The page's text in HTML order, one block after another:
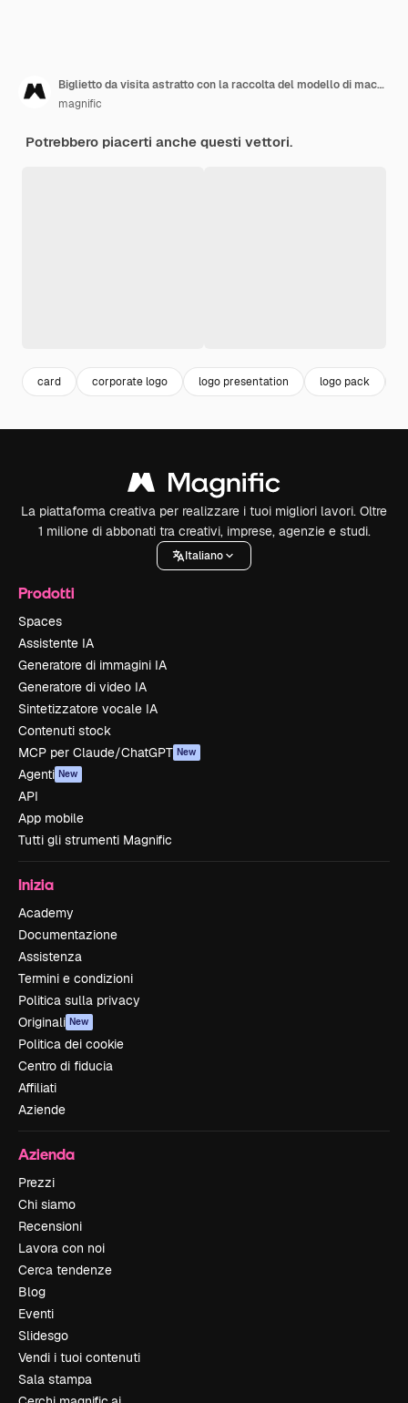
Biglietto da visita astratto con la raccolta del modello di macchie di colore pastello
magnific
Potrebbero piacerti anche questi vettori.
card corporate logo logo presentation logo pack
La piattaforma creativa per realizzare i tuoi migliori lavori. Oltre
1 milione di abbonati tra creativi, imprese, agenzie e studi.
Italiano
Prodotti
Spaces
Assistente IA
Generatore di immagini IA
Generatore di video IA
Sintetizzatore vocale IA
Contenuti stock
MCP per Claude/ChatGPT New
Agenti New
API
App mobile
Tutti gli strumenti Magnific
Inizia
Academy
Documentazione
Assistenza
Termini e condizioni
Politica sulla privacy
Originali New
Politica dei cookie
Centro di fiducia
Affiliati
Aziende
Azienda
Prezzi
Chi siamo
Recensioni
Lavora con noi
Cerca tendenze
Blog
Eventi
Slidesgo
Vendi i tuoi contenuti
Sala stampa